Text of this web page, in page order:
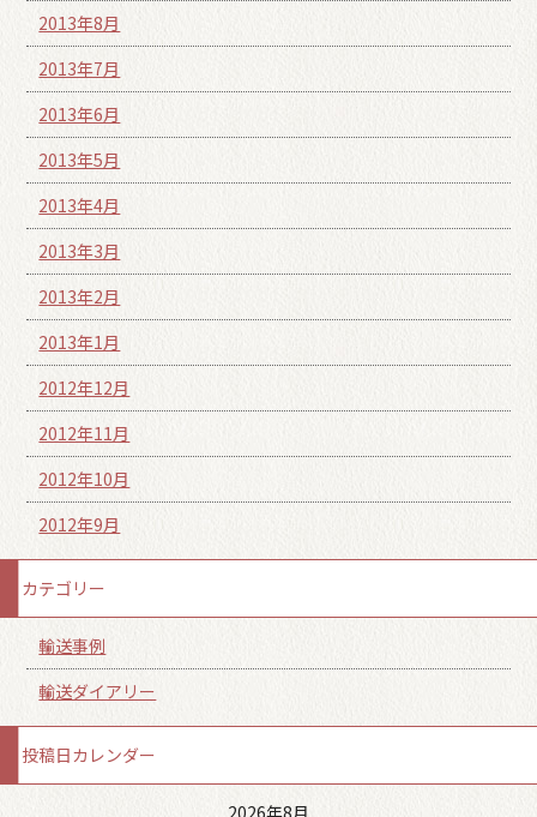
2013年8月
2013年7月
2013年6月
2013年5月
2013年4月
2013年3月
2013年2月
2013年1月
2012年12月
2012年11月
2012年10月
2012年9月
カテゴリー
輸送事例
輸送ダイアリー
投稿日カレンダー
2026年8月